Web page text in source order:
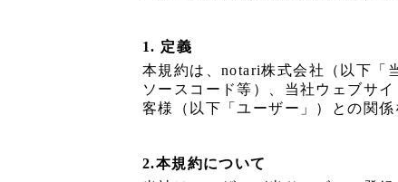
1. 定義
本規約は、notari株式会社（以下「
ソースコード等）、当社ウェブサ
客様（以下「ユーザー」）との関係
2.本規約について